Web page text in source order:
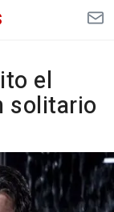
el
solitario